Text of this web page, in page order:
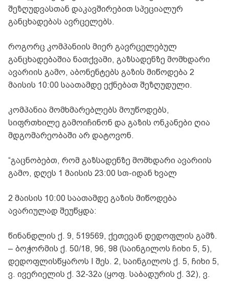
შეზღუდვასთან დაკავშირებით სპეციალურ
განცხადებას ავრცელებს.
როგორც კომპანიის მიერ გავრცელებულ
განცხადებაშია ნათქვამი, გაზსადენზე მომხდარი
ავარიის გამო, აბონენტებს გაზის მიწოდება 2
მაისის 10:00 საათამდე ექნებათ შეზღუდული.
კომპანია მომხმარებლებს მოუწოდებს,
სიფრთხილე გამოიჩინონ და გაზის ონკანები ღია
მდგომარეობაში არ დატოვონ.
“გაცნობებთ, რომ გაზსადენზე მომხდარი ავარიის
გამო, დღეს 1 მაისის 23:00 სთ-იდან ხვალ
2 მაისის 10:00 საათამდე გაზის მიწოდება
ავარიულად შეუწყდა:
წინანდლის ქ. 9, 519569, ქეთევან დედოფლის გამზ.
– ბოჭორმის ქ. 50/18, 96, 98 (საინგილოს ჩიხი 5, 5),
დედოფლისწყაროს I შეს. 2, საინგილოს ქ. 5, ჩიხი 5,
ვ. ივერიელის ქ. 32-32ა (ყოფ. საბადურის ქ. 32), ვ.